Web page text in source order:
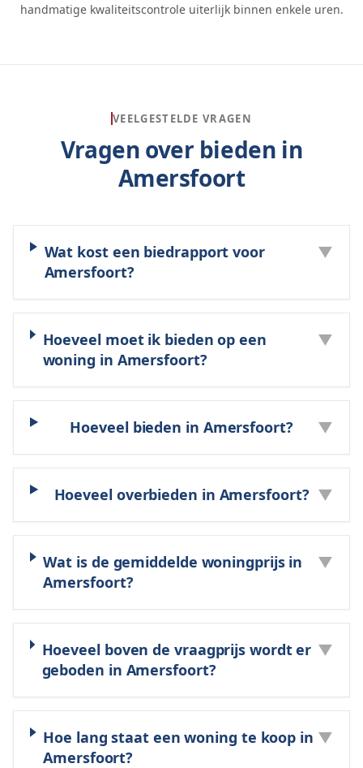
handmatige kwaliteitscontrole uiterlijk binnen enkele uren.
VEELGESTELDE VRAGEN
Vragen over bieden in
Amersfoort
Wat kost een biedrapport voor
Amersfoort?
▼
Hoeveel moet ik bieden op een
woning in Amersfoort?
▼
Hoeveel bieden in Amersfoort? ▼
Hoeveel overbieden in Amersfoort? ▼
Wat is de gemiddelde woningprijs in
Amersfoort?
▼
Hoeveel boven de vraagprijs wordt er
geboden in Amersfoort?
▼
Hoe lang staat een woning te koop in
Amersfoort?
▼